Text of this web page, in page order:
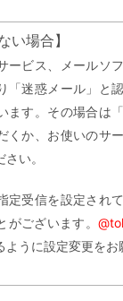
い場合】
ービス、メールソ
「迷惑メール」と
ます。その場合は
くか、お使いのサ
い。
定受信を設定され
がございます。
うに設定変更をお